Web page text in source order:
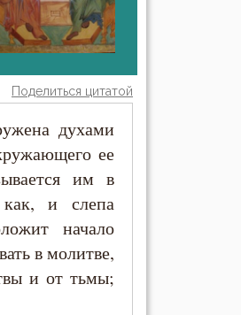
Поделиться цитатой
духами
ее
им в
и слепа
начало
в молитве,
и от тьмы;